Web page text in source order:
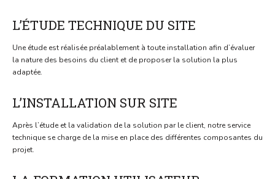
L’ÉTUDE TECHNIQUE DU SITE
Une étude est réalisée préalablement à toute installation afin d’évaluer
la nature des besoins du client et de proposer la solution la plus
adaptée.
L’INSTALLATION SUR SITE
Après l’étude et la validation de la solution par le client, notre service
technique se charge de la mise en place des différentes composantes du
projet.